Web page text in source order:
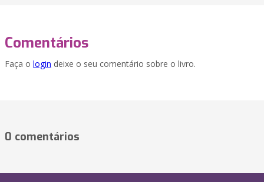
Comentários
Faça o login deixe o seu comentário sobre o livro.
0 comentários